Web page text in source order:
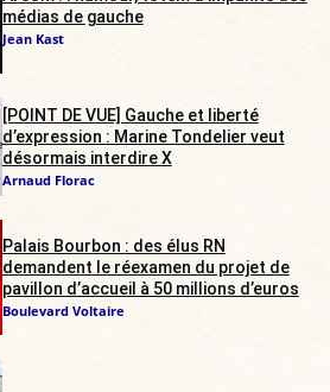
médias de gauche
Jean Kast
[POINT DE VUE] Gauche et liberté
d’expression : Marine Tondelier veut
désormais interdire X
Arnaud Florac
Palais Bourbon : des élus RN
demandent le réexamen du projet de
pavillon d’accueil à 50 millions d’euros
Boulevard Voltaire